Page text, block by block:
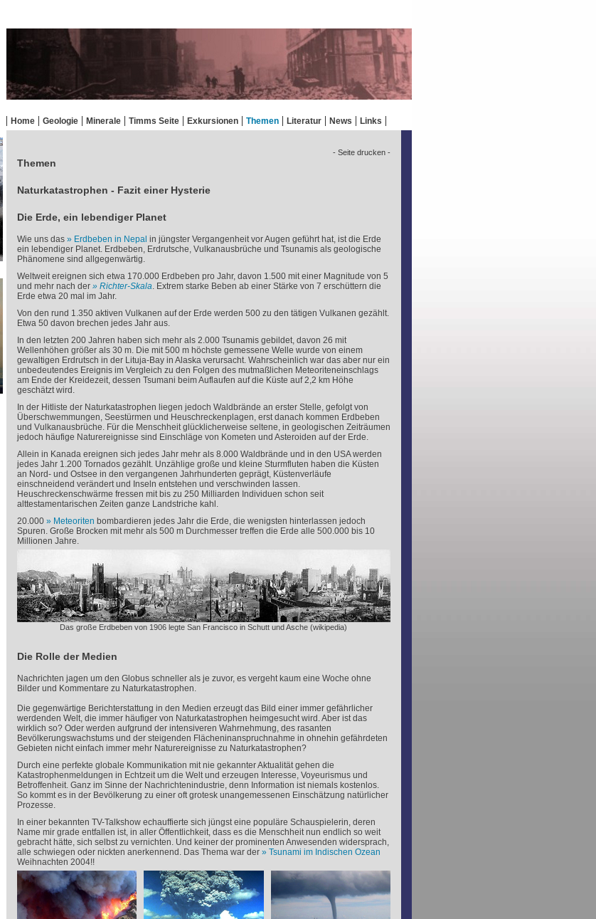
Home Geologie Minerale Timms Seite Exkursionen Themen Literatur News Links
- Seite drucken -
Themen
Naturkatastrophen - Fazit einer Hysterie
Die Erde, ein lebendiger Planet
Wie uns das Erdbeben in Nepal in jüngster Vergangenheit vor Augen geführt hat, ist die Erde
ein lebendiger Planet. Erdbeben, Erdrutsche, Vulkanausbrüche und Tsunamis als geologische
Phänomene sind allgegenwärtig.
Weltweit ereignen sich etwa 170.000 Erdbeben pro Jahr, davon 1.500 mit einer Magnitude von 5
und mehr nach der
Richter-Skala. Extrem starke Beben ab einer Stärke von 7 erschüttern die
Erde etwa 20 mal im Jahr.
Von den rund 1.350 aktiven Vulkanen auf der Erde werden 500 zu den tätigen Vulkanen gezählt.
Etwa 50 davon brechen jedes Jahr aus.
In den letzten 200 Jahren haben sich mehr als 2.000 Tsunamis gebildet, davon 26 mit
Wellenhöhen größer als 30 m. Die mit 500 m höchste gemessene Welle wurde von einem
gewaltigen Erdrutsch in der Lituja-Bay in Alaska verursacht. Wahrscheinlich war das aber nur ein
unbedeutendes Ereignis im Vergleich zu den Folgen des mutmaßlichen Meteoriteneinschlags
am Ende der Kreidezeit, dessen Tsumani beim Auflaufen auf die Küste auf 2,2 km Höhe
geschätzt wird.
In der Hitliste der Naturkatastrophen liegen jedoch Waldbrände an erster Stelle, gefolgt von
Überschwemmungen, Seestürmen und Heuschreckenplagen, erst danach kommen Erdbeben
und Vulkanausbrüche. Für die Menschheit glücklicherweise seltene, in geologischen Zeiträumen
jedoch häufige Naturereignisse sind Einschläge von Kometen und Asteroiden auf der Erde.
Allein in Kanada ereignen sich jedes Jahr mehr als 8.000 Waldbrände und in den USA werden
jedes Jahr 1.200 Tornados gezählt. Unzählige große und kleine Sturmfluten haben die Küsten
an Nord- und Ostsee in den vergangenen Jahrhunderten geprägt, Küstenverläufe
einschneidend verändert und Inseln entstehen und verschwinden lassen.
Heuschreckenschwärme fressen mit bis zu 250 Milliarden Individuen schon seit
alttestamentarischen Zeiten ganze Landstriche kahl.
20.000
Meteoriten bombardieren jedes Jahr die Erde, die wenigsten hinterlassen jedoch
Spuren. Große Brocken mit mehr als 500 m Durchmesser treffen die Erde alle 500.000 bis 10
Millionen Jahre.
Das große Erdbeben von 1906 legte San Francisco in Schutt und Asche (wikipedia)
Die Rolle der Medien
Nachrichten jagen um den Globus schneller als je zuvor, es vergeht kaum eine Woche ohne
Bilder und Kommentare zu Naturkatastrophen.
Die gegenwärtige Berichterstattung in den Medien erzeugt das Bild einer immer gefährlicher
werdenden Welt, die immer häufiger von Naturkatastrophen heimgesucht wird. Aber ist das
wirklich so? Oder werden aufgrund der intensiveren Wahrnehmung, des rasanten
Bevölkerungswachstums und der steigenden Flächeninanspruchnahme in ohnehin gefährdeten
Gebieten nicht einfach immer mehr Naturereignisse zu Naturkatastrophen?
Durch eine perfekte globale Kommunikation mit nie gekannter Aktualität gehen die
Katastrophenmeldungen in Echtzeit um die Welt und erzeugen Interesse, Voyeurismus und
Betroffenheit. Ganz im Sinne der Nachrichtenindustrie, denn Information ist niemals kostenlos.
So kommt es in der Bevölkerung zu einer oft grotesk unangemessenen Einschätzung natürlicher
Prozesse.
In einer bekannten TV-Talkshow echauffierte sich jüngst eine populäre Schauspielerin, deren
Name mir grade entfallen ist, in aller Öffentlichkeit, dass es die Menschheit nun endlich so weit
gebracht hätte, sich selbst zu vernichten. Und keiner der prominenten Anwesenden widersprach,
alle schwiegen oder nickten anerkennend. Das Thema war der
Tsunami im Indischen Ozean
Weihnachten 2004!!